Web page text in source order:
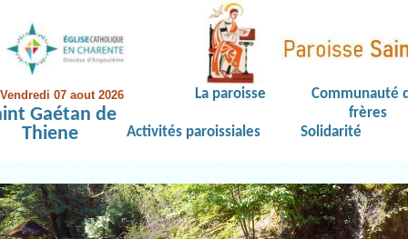
Vendredi 07 aout 2026
Gaétan de
Thiene
La paroisse
Communauté
frères
Activités paroissiales
Solidarité